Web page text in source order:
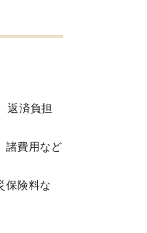
返済負担
諸費用など
保険料な